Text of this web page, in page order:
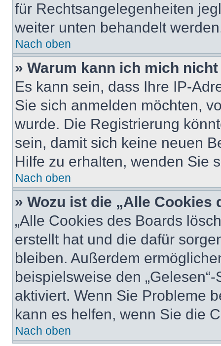
für Rechtsangelegenheiten
weiter unten behandelt
Nach oben
» Warum kann ich mich
Es kann sein, dass Ihre IP-
Sie sich anmelden möchten,
wurde. Die Registrierung
sein, damit sich keine neuen
Hilfe zu erhalten, wenden Sie
Nach oben
» Wozu ist die „Alle
„Alle Cookies des Boards
erstellt hat und die dafür
bleiben. Außerdem
beispielsweise den
aktiviert. Wenn Sie Probleme
kann es helfen, wenn Sie die
Nach oben